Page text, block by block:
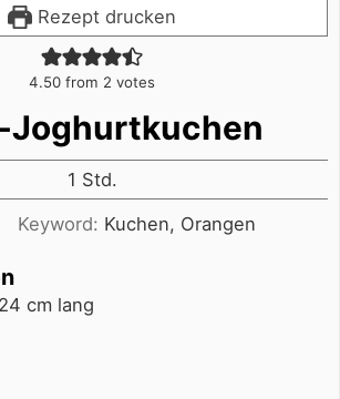
Rezept drucken
4.50 from 2 votes
Joghurtkuchen
1 Stunde
Std.
Keyword: Kuchen, Orangen
cm lang